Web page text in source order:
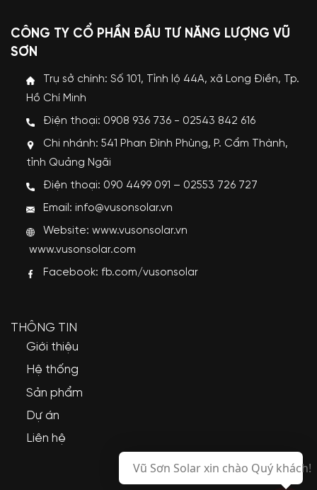
CÔNG TY CỔ PHẦN ĐẦU TƯ NĂNG LƯỢNG VŨ
SƠN
Trụ sở chính: Số 101, Tỉnh lộ 44A, xã Long Điền, Tp.
Hồ Chí Minh
Điện thoại: 0908 936 736 - 02543 842 616
Chi nhánh: 541 Phan Đình Phùng, P. Cẩm Thành,
tỉnh Quảng Ngãi
Điện thoại: 090 4499 091 – 02553 726 727
Email: info@vusonsolar.vn
Website:www.vusonsolar.vn
www.vusonsolar.com
Facebook: fb.com/vusonsolar
THÔNG TIN
Giới thiệu
Hệ thống
Sản phẩm
Dự án
Liên hệ
Vũ Sơn Solar xin chào Quý khách!